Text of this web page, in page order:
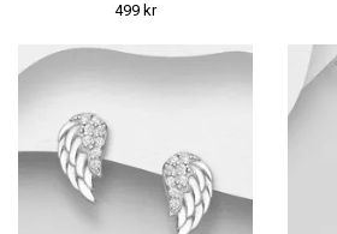
499 kr